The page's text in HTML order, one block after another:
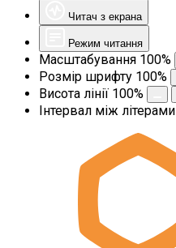
Читач з екрана
Режим читання
Масштабування 100%
Розмір шрифту 100%
Висота лінії 100%
Інтервал між літерами